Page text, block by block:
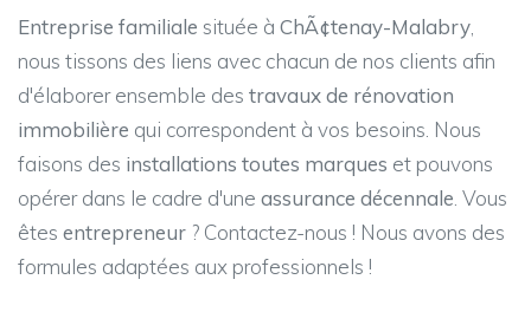
Entreprise familiale située à ChÃ¢tenay-Malabry,
nous tissons des liens avec chacun de nos clients afin
d'élaborer ensemble des travaux de rénovation
immobilière qui correspondent à vos besoins. Nous
faisons des installations toutes marques et pouvons
opérer dans le cadre d'une assurance décennale. Vous
êtes entrepreneur ? Contactez-nous ! Nous avons des
formules adaptées aux professionnels !